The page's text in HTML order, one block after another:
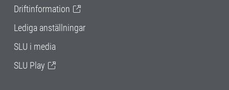
Driftinformation
Lediga anställningar
SLU i media
SLU Play